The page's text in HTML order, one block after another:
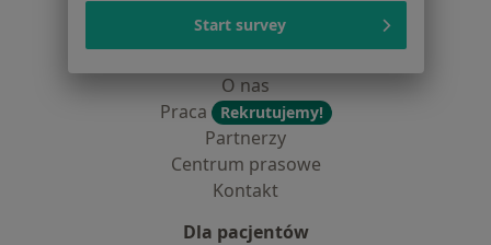
Polityka cookies
Jak działają wyniki wyszukiwania
O nas
Praca
Rekrutujemy!
Partnerzy
Centrum prasowe
Kontakt
Dla pacjentów
Start survey